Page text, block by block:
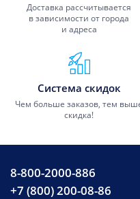
Доставка рассчитывается
в зависимости от города
и адреса
Система скидок
Чем больше заказов, тем
скидка!
8-800-2000-886
+7 (800) 200-08-86